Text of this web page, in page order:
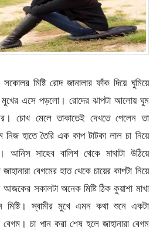
সকােলর মিষ্টি রোদ জানালার ফাঁক দিয়ে ঘুমিয়ে
মুখের এসে পড়লো। রোদের ঝাপটা আলোয় ঘুম
চোখ মেলে তাকাতেই দেখতে পেলেন তা
নিজ হাতে তৈরি এক কাপ টাটকা লাল চা নিয়ে
আনিস সাহেব বালিশ থেকে মাথাটা উঠিয়ে
বেগমের হাত থেকে চায়ের কাপটা নিয়ে
সকালটা অনেক মিষ্টি ঠিক কুয়াশা মাখা
মিষ্টি। স্বামীর মুখে এমন কথা শুনে একটা
বেগম। চা পান করা শেষ হলে জাহানারা বেগম